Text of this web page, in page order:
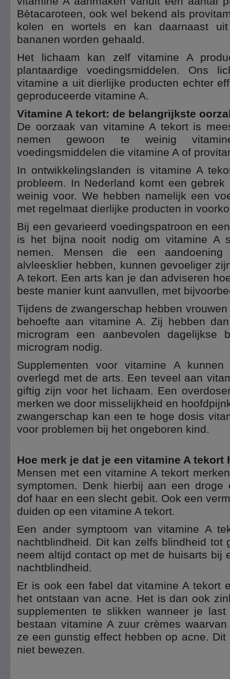
Bètacaroteen, ook wel bekend als
kolen en wortels en kan daarnaast
bananen worden gehaald.
Het lichaam kan zelf vitamine A
plantaardige voedingsmiddelen. Ons
vitamine a uit dierlijke producten echter
geproduceerde vitamine A.
Vitamine A tekort: de belangrijkste
De oorzaak van vitamine A tekort is
nemen gewoon te weinig
voedingsmiddelen die vitamine A of
In ontwikkelingslanden is vitamine A
probleem. In Nederland komt een
weinig voor. We hebben namelijk een
met regelmaat dierlijke producten in
Bij een gevarieerd voedingspatroon en
is het bijna nooit nodig om vitamine A
nemen. Mensen die een
alvleesklier hebben, kunnen gevoeliger
A tekort. Een arts kan je dan adviseren
beste manier kunt aanvullen, met
Tijdens de zwangerschap hebben
behoefte aan vitamine A. Zij hebben
microgram een aanbevolen dagelijkse
microgram nodig.
Supplementen voor vitamine A
overlegd met de arts. Een teveel aan
giftig zijn voor het lichaam. Een
merken we door misselijkheid en
zwangerschap kan een te hoge dosis
voor problemen bij het ongeboren kind.
Hoe merk je dat je een vitamine A tekort
Mensen met een vitamine A tekort
symptomen. Denk hierbij aan een droge
dof haar en een slecht gebit. Ook een
duiden op een vitamine A tekort.
Een ander symptoom van vitamine A
nachtblindheid. Dit kan zelfs blindheid tot
neem altijd contact op met de huisarts bij
nachtblindheid.
Er is ook een fabel dat vitamine A tekort
het ontstaan van acne. Het is dan ook
supplementen te slikken wanneer je
bestaan vitamine A zuur crèmes
ze een gunstig effect hebben op acne.
niet bewezen.